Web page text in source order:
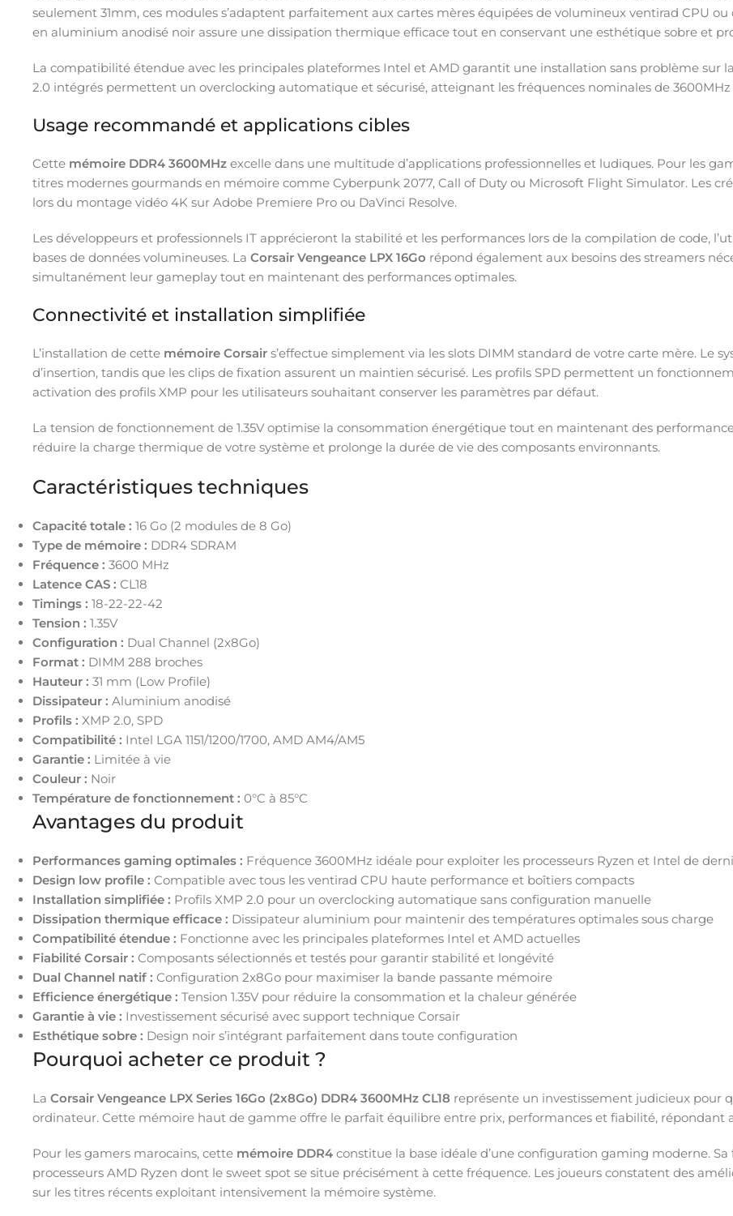
seulement 31mm, ces modules s’adaptent parfaitement aux cartes mères équipées de volumineux ventirad CPU
en aluminium anodisé noir assure une dissipation thermique efficace tout en conservant une esthétique sobre et
La compatibilité étendue avec les principales plateformes Intel et AMD garantit une installation sans problème sur
2.0 intégrés permettent un overclocking automatique et sécurisé, atteignant les fréquences nominales de 3600MHz
Usage recommandé et applications cibles
Cette mémoire DDR4 3600MHz excelle dans une multitude d’applications professionnelles et ludiques. Pour les
titres modernes gourmands en mémoire comme Cyberpunk 2077, Call of Duty ou Microsoft Flight Simulator. Les
lors du montage vidéo 4K sur Adobe Premiere Pro ou DaVinci Resolve.
Les développeurs et professionnels IT apprécieront la stabilité et les performances lors de la compilation de code,
bases de données volumineuses. La Corsair Vengeance LPX 16Go répond également aux besoins des streamers
simultanément leur gameplay tout en maintenant des performances optimales.
Connectivité et installation simplifiée
L’installation de cette mémoire Corsair s’effectue simplement via les slots DIMM standard de votre carte mère. Le
d’insertion, tandis que les clips de fixation assurent un maintien sécurisé. Les profils SPD permettent un
activation des profils XMP pour les utilisateurs souhaitant conserver les paramètres par défaut.
La tension de fonctionnement de 1.35V optimise la consommation énergétique tout en maintenant des
réduire la charge thermique de votre système et prolonge la durée de vie des composants environnants.
Caractéristiques techniques
Capacité totale : 16 Go (2 modules de 8 Go)
Type de mémoire : DDR4 SDRAM
Fréquence : 3600 MHz
Latence CAS : CL18
Timings : 18-22-22-42
Tension : 1.35V
Configuration : Dual Channel (2x8Go)
Format : DIMM 288 broches
Hauteur : 31 mm (Low Profile)
Dissipateur : Aluminium anodisé
Profils : XMP 2.0, SPD
Compatibilité : Intel LGA 1151/1200/1700, AMD AM4/AM5
Garantie : Limitée à vie
Couleur : Noir
Température de fonctionnement : 0°C à 85°C
Avantages du produit
Performances gaming optimales : Fréquence 3600MHz idéale pour exploiter les processeurs Ryzen et Intel de
Design low profile : Compatible avec tous les ventirad CPU haute performance et boîtiers compacts
Installation simplifiée : Profils XMP 2.0 pour un overclocking automatique sans configuration manuelle
Dissipation thermique efficace : Dissipateur aluminium pour maintenir des températures optimales sous charge
Compatibilité étendue : Fonctionne avec les principales plateformes Intel et AMD actuelles
Fiabilité Corsair : Composants sélectionnés et testés pour garantir stabilité et longévité
Dual Channel natif : Configuration 2x8Go pour maximiser la bande passante mémoire
Efficience énergétique : Tension 1.35V pour réduire la consommation et la chaleur générée
Garantie à vie : Investissement sécurisé avec support technique Corsair
Esthétique sobre : Design noir s’intégrant parfaitement dans toute configuration
Pourquoi acheter ce produit ?
La Corsair Vengeance LPX Series 16Go (2x8Go) DDR4 3600MHz CL18 représente un investissement judicieux pour
ordinateur. Cette mémoire haut de gamme offre le parfait équilibre entre prix, performances et fiabilité, répondant
Pour les gamers marocains, cette mémoire DDR4 constitue la base idéale d’une configuration gaming moderne.
processeurs AMD Ryzen dont le sweet spot se situe précisément à cette fréquence. Les joueurs constatent des
sur les titres récents exploitant intensivement la mémoire système.